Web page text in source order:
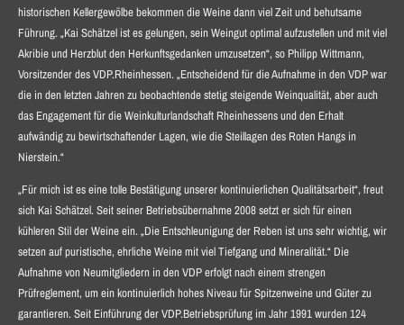
historischen Kellergewölbe bekommen die Weine dann viel Zeit und behutsame
Führung. „Kai Schätzel ist es gelungen, sein Weingut optimal aufzustellen und mit viel
Akribie und Herzblut den Herkunftsgedanken umzusetzen“, so Philipp Wittmann,
Vorsitzender des VDP.Rheinhessen. „Entscheidend für die Aufnahme in den VDP war
die in den letzten Jahren zu beobachtende stetig steigende Weinqualität, aber auch
das Engagement für die Weinkulturlandschaft Rheinhessens und den Erhalt
aufwändig zu bewirtschaftender Lagen, wie die Steillagen des Roten Hangs in
Nierstein.“
„Für mich ist es eine tolle Bestätigung unserer kontinuierlichen Qualitätsarbeit“, freut
sich Kai Schätzel. Seit seiner Betriebsübernahme 2008 setzt er sich für einen
kühleren Stil der Weine ein. „Die Entschleunigung der Reben ist uns sehr wichtig, wir
setzen auf puristische, ehrliche Weine mit viel Tiefgang und Mineralität.“ Die
Aufnahme von Neumitgliedern in den VDP erfolgt nach einem strengen
Prüfreglement, um ein kontinuierlich hohes Niveau für Spitzenweine und Güter zu
garantieren. Seit Einführung der VDP.Betriebsprüfung im Jahr 1991 wurden 124